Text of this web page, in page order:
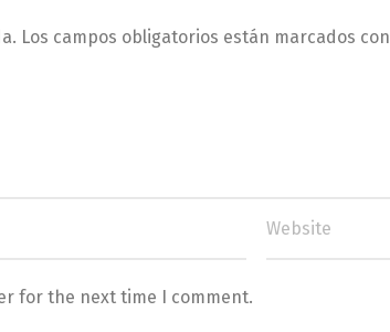
Los campos obligatorios están marcados con
for the next time I comment.